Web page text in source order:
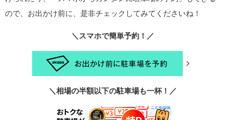
ので、お出かけ前に、是非チェックしてみてくださいね！
＼スマホで簡単予約！／
＼相場の半額以下の駐車場も一杯！／